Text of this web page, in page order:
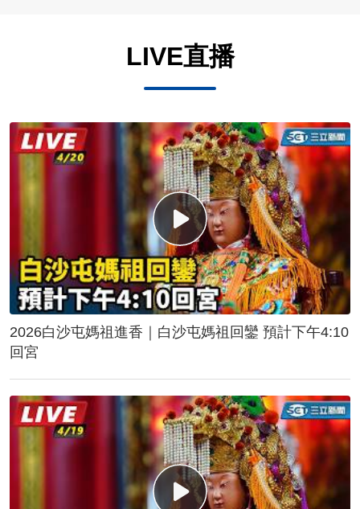
LIVE直播
2026白沙屯媽祖進香｜白沙屯媽祖回鑾 預計下午4:10
回宮